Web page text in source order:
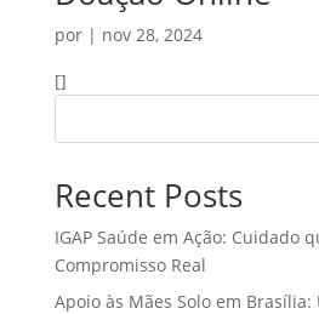
por | nov 28, 2024
[]
Recent Posts
IGAP Saúde em Ação: Cuidado
Compromisso Real
Apoio às Mães Solo em